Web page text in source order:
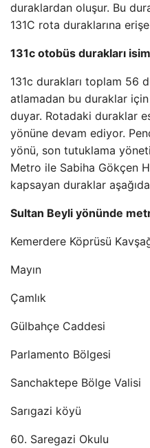
duraklardan oluşur. Bu
131C rota duraklarına
131c otobüs durakları
131c durakları toplam 56
atlamadan bu duraklar
duyar. Rotadaki duraklar
yönüne devam ediyor.
yönü, son tutuklama
Metro ile Sabiha Gökçen
kapsayan duraklar
Sultan Beyli yönünde
Kemerdere Köprüsü
Mayın
Çamlık
Gülbahçe Caddesi
Parlamento Bölgesi
Sanchaktepe Bölge Valisi
Sarıgazi köyü
60. Saregazi Okulu